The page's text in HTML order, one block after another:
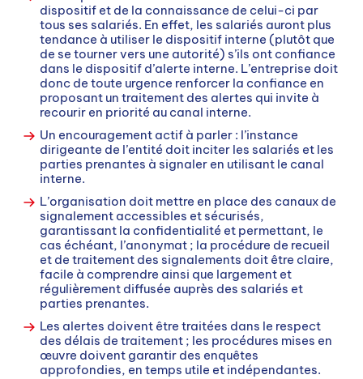
dispositif et de la connaissance de celui-ci par
tous ses salariés. En effet, les salariés auront plus
tendance à utiliser le dispositif interne (plutôt que
de se tourner vers une autorité) s’ils ont confiance
dans le dispositif d’alerte interne. L’entreprise doit
donc de toute urgence renforcer la confiance en
proposant un traitement des alertes qui invite à
recourir en priorité au canal interne.
Un encouragement actif à parler : l’instance
dirigeante de l’entité doit inciter les salariés et les
parties prenantes à signaler en utilisant le canal
interne.
L’organisation doit mettre en place des canaux de
signalement accessibles et sécurisés,
garantissant la confidentialité et permettant, le
cas échéant, l’anonymat ; la procédure de recueil
et de traitement des signalements doit être claire,
facile à comprendre ainsi que largement et
régulièrement diffusée auprès des salariés et
parties prenantes.
Les alertes doivent être traitées dans le respect
des délais de traitement ; les procédures mises en
œuvre doivent garantir des enquêtes
approfondies, en temps utile et indépendantes.